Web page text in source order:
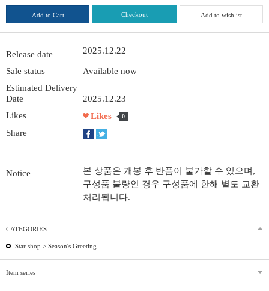
Add to Cart Checkout Add to wishlist
Release date 2025.12.22
Sale status
Available now
Estimated Delivery
Date
2025.12.23
Likes
Likes 0
Share
Notice
본 상품은 개봉 후 반품이 불가할 수 있으며,
구성품 불량인 경우 구성품에 한해 별도 교환
처리됩니다.
CATEGORIES
Star shop > Season's Greeting
Item series